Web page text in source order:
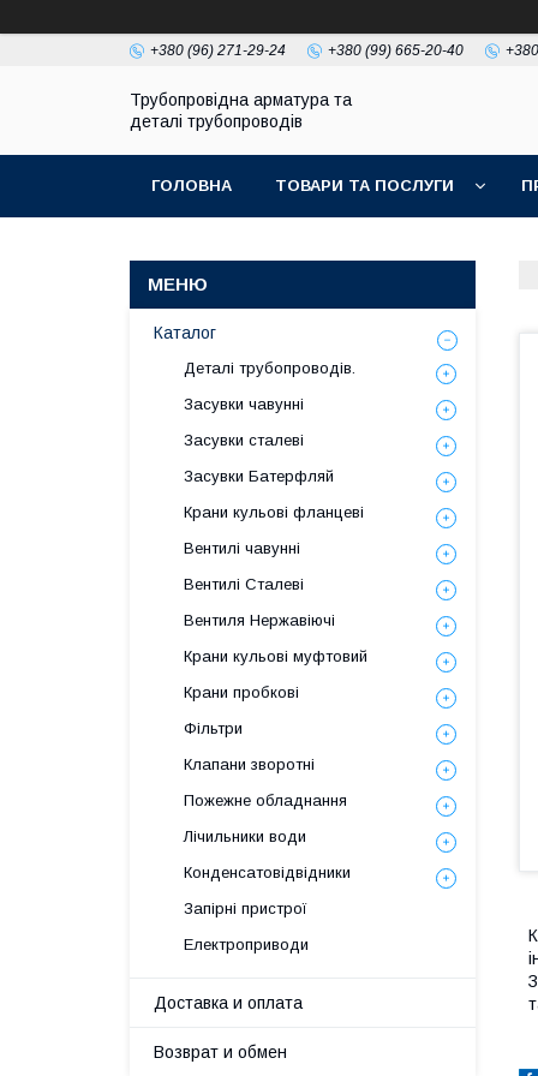
+380 (96) 271-29-24 +380 (99) 665-20-40
Трубопровідна арматура та
деталі трубопроводів
ГОЛОВНА ТОВАРИ ТА ПОСЛУГИ
Каталог
Деталі трубопроводів.
Засувки чавунні
Засувки сталеві
Засувки Батерфляй
Крани кульові фланцеві
Вентилі чавунні
Вентилі Сталеві
Вентиля Нержавіючі
Крани кульові муфтовий
Крани пробкові
Фільтри
Клапани зворотні
Пожежне обладнання
Лічильники води
Конденсатовідвідники
Запірні пристрої
Електроприводи
Доставка и оплата
Возврат и обмен